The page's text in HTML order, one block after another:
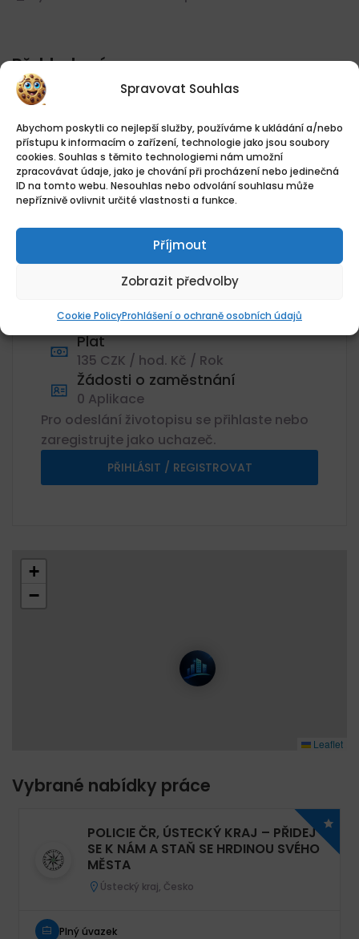
Spravovat Souhlas
Abychom poskytli co nejlepší služby, používáme k ukládání a/nebo
přístupu k informacím o zařízení, technologie jako jsou soubory
cookies. Souhlas s těmito technologiemi nám umožní
zpracovávat údaje, jako je chování při procházení nebo jedinečná
ID na tomto webu. Nesouhlas nebo odvolání souhlasu může
nepříznivě ovlivnit určité vlastnosti a funkce.
Příjmout
Zobrazit předvolby
Cookie PolicyProhlášení o ochraně osobních údajů
Přehled práce
Datum zveřejnění
06.08.2026
Umístění
Jaroslav Vondrášek - Čerpací
stanice Benzina - Pražská, Pražská,
Jihočeský kraj
Kategorie
Obsluha čerpací stanice
135Kč/hodina
Plat
135 CZK / hod. Kč / Rok
Žádosti o zaměstnání
0 Aplikace
Pro odeslání životopisu se přihlaste nebo
zaregistrujte jako uchazeč.
PŘIHLÁSIT / REGISTROVAT
+
−
Leaflet
Vybrané nabídky práce
POLICIE ČR, ÚSTECKÝ KRAJ – PŘIDEJ
SE K NÁM A STAŇ SE HRDINOU SVÉHO
MĚSTA
Ústecký kraj, Česko
Plný úvazek